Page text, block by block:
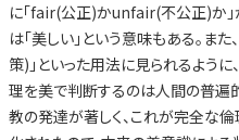
に「fair(公正)かunfair(不公正)か」
は「美しい」という意味もある。
策)」といった用法に見られるように
理を美で判断するのは人間の普遍
教の発達が著しく、これが完全な